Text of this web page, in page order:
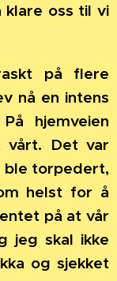
klare oss til vi
på flere
nå en intens
hjemveien
vårt. Det var
ble torpedert,
helst for å
på at vår
jeg skal ikke
og sjekket